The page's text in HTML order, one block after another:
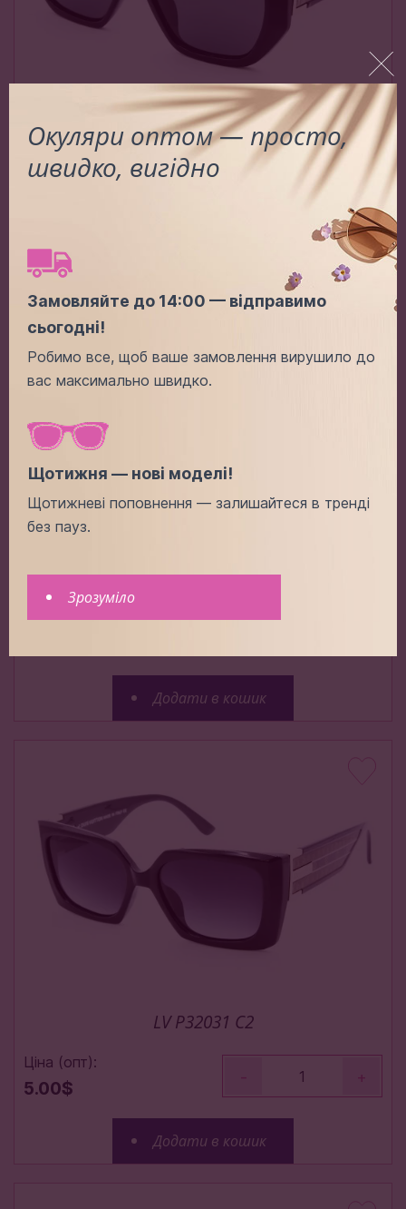
Gu P32032 C1
Ціна (опт):
+
LV P32031 C1
Ціна (опт):
Додати в кошик
LV P32031 C2
Ціна (опт):
5.00$
- +
Додати в кошик
Окуляри оптом — просто,
швидко, вигідно
Замовляйте до 14:00 — відправимо
сьогодні!
Робимо все, щоб ваше замовлення вирушило до
вас максимально швидко.
Щотижня — нові моделі!
Щотижневі поповнення — залишайтеся в тренді
без пауз.
Зрозуміло